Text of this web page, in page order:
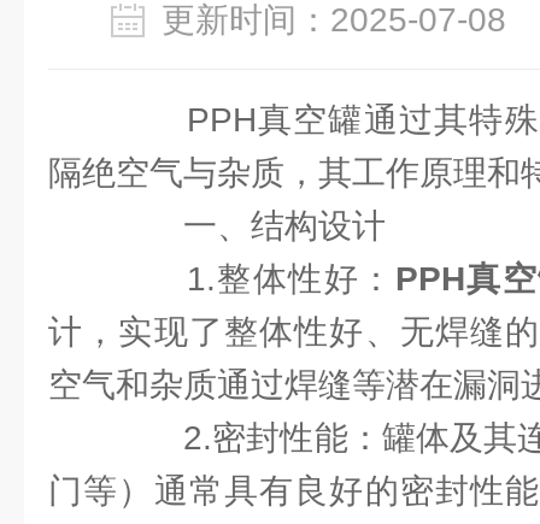
更新时间：2025-07-
PPH真空罐通过其特殊
隔绝空气与杂质，其工作原理和
一、结构设计
1.整体性好： PPH真
计，实现了整体性好、无焊缝
空气和杂质通过焊缝等潜在漏洞
2.密封性能：罐体及其
门等）通常具有良好的密封性